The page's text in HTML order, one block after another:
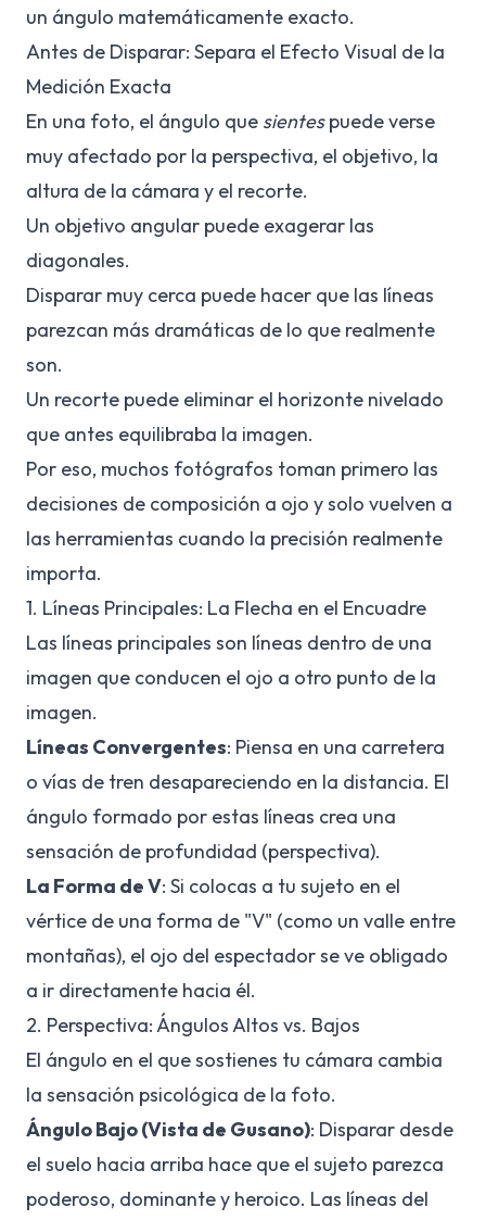
un ángulo matemáticamente exacto.
Antes de Disparar: Separa el Efecto Visual de la
Medición Exacta
En una foto, el ángulo que sientespuede verse
muy afectado por la perspectiva, el objetivo, la
altura de la cámara y el recorte.
Un objetivo angular puede exagerar las
diagonales.
Disparar muy cerca puede hacer que las líneas
parezcan más dramáticas de lo que realmente
son.
Un recorte puede eliminar el horizonte nivelado
que antes equilibraba la imagen.
Por eso, muchos fotógrafos toman primero las
decisiones de composición a ojo y solo vuelven a
las herramientas cuando la precisión realmente
importa.
1. Líneas Principales: La Flecha en el Encuadre
Las líneas principales son líneas dentro de una
imagen que conducen el ojo a otro punto de la
imagen.
Líneas Convergentes: Piensa en una carretera
o vías de tren desapareciendo en la distancia. El
ángulo formado por estas líneas crea una
sensación de profundidad (perspectiva).
La Forma de V: Si colocas a tu sujeto en el
vértice de una forma de "V" (como un valle entre
montañas), el ojo del espectador se ve obligado
a ir directamente hacia él.
2. Perspectiva: Ángulos Altos vs. Bajos
El ángulo en el que sostienes tu cámara cambia
la sensación psicológica de la foto.
Ángulo Bajo (Vista de Gusano): Disparar desde
el suelo hacia arriba hace que el sujeto parezca
poderoso, dominante y heroico. Las líneas del